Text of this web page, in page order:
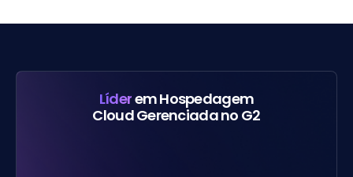
Líderem Hospedagem
Cloud Gerenciada no G2